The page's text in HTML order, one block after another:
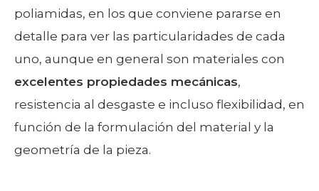
poliamidas, en los que conviene pararse en
detalle para ver las particularidades de cada
uno, aunque en general son materiales con
excelentes propiedades mecánicas,
resistencia al desgaste e incluso flexibilidad, en
función de la formulación del material y la
geometría de la pieza.